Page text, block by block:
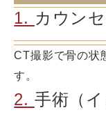
1. カウン
CT撮影で骨の状
す。
2. 手術（